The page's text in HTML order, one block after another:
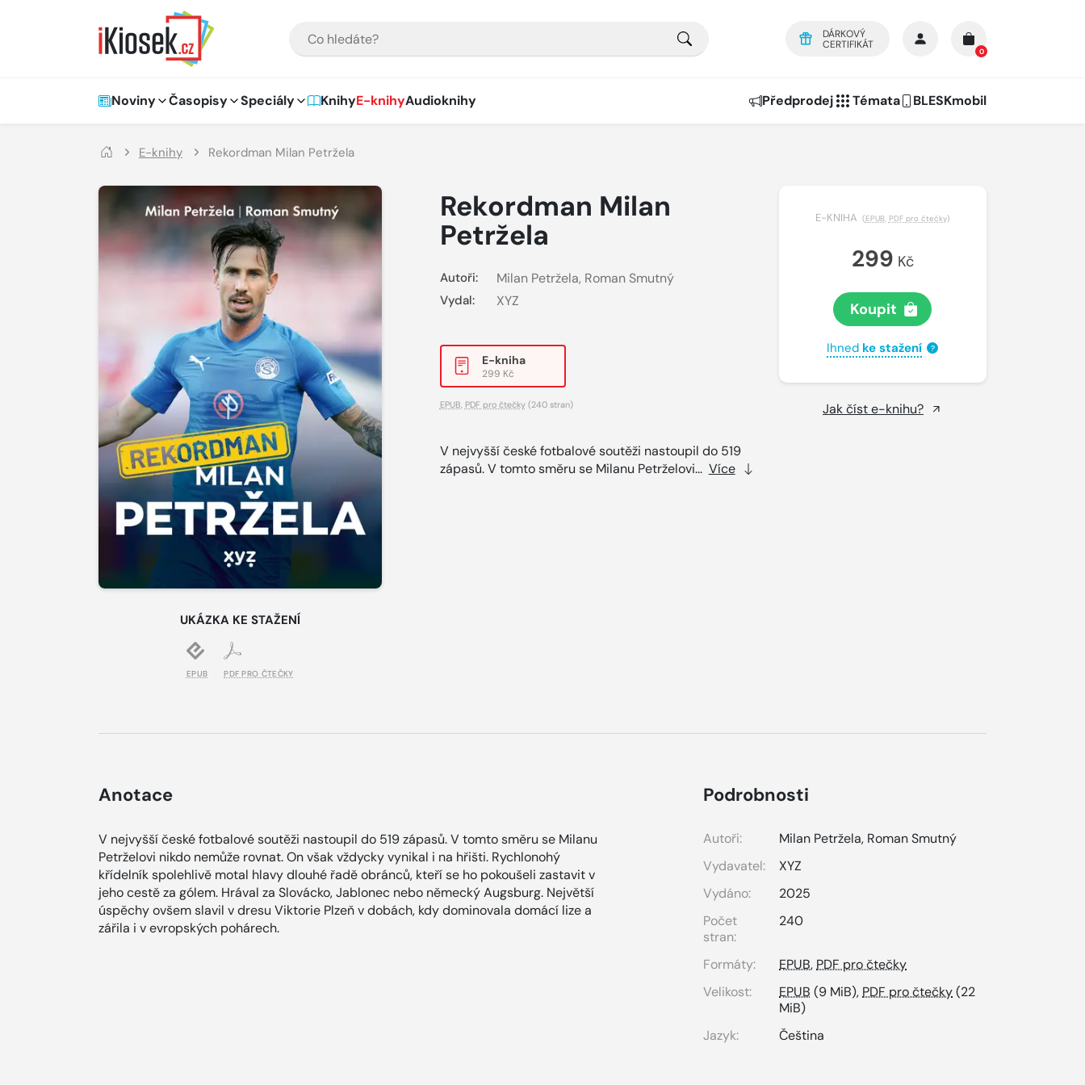
DÁRKOVÝ
CERTIFIKÁT
0
Hlavní navigace
Noviny Časopisy Speciály KnihyE-knihyAudioknihy Předprodej Témata BLESKmobil
E-knihy Rekordman Milan Petržela
UKÁZKA KE STAŽENÍ
EPUB PDF PRO ČTEČKY
Rekordman Milan
Petržela
Autoři: Milan Petržela, Roman Smutný
Vydal: XYZ
E-kniha
299 Kč
EPUB PDF pro čtečky(240 stran)
V nejvyšší české fotbalové soutěži nastoupil do 519
zápasů. V tomto směru se Milanu Petrželovi... Více
E-KNIHA (EPUB, PDF pro čtečky)
299 Kč
Koupit
Ihned ke stažení ?
Jak číst e-knihu?
Anotace
V nejvyšší české fotbalové soutěži nastoupil do 519 zápasů. V tomto směru se Milanu
Petrželovi nikdo nemůže rovnat. On však vždycky vynikal i na hřišti. Rychlonohý
křídelník spolehlivě motal hlavy dlouhé řadě obránců, kteří se ho pokoušeli zastavit v
jeho cestě za gólem. Hrával za Slovácko, Jablonec nebo německý Augsburg. Největší
úspěchy ovšem slavil v dresu Viktorie Plzeň v dobách, kdy dominovala domácí lize a
zářila i v evropských pohárech.
Podrobnosti
Autoři: Milan Petržela, Roman Smutný
Vydavatel:
XYZ
Vydáno:
2025
Počet
stran:
240
Formáty: EPUB,PDF pro čtečky
Velikost:
EPUB (9 MiB),PDF pro čtečky(22
MiB)
Jazyk:
Čeština